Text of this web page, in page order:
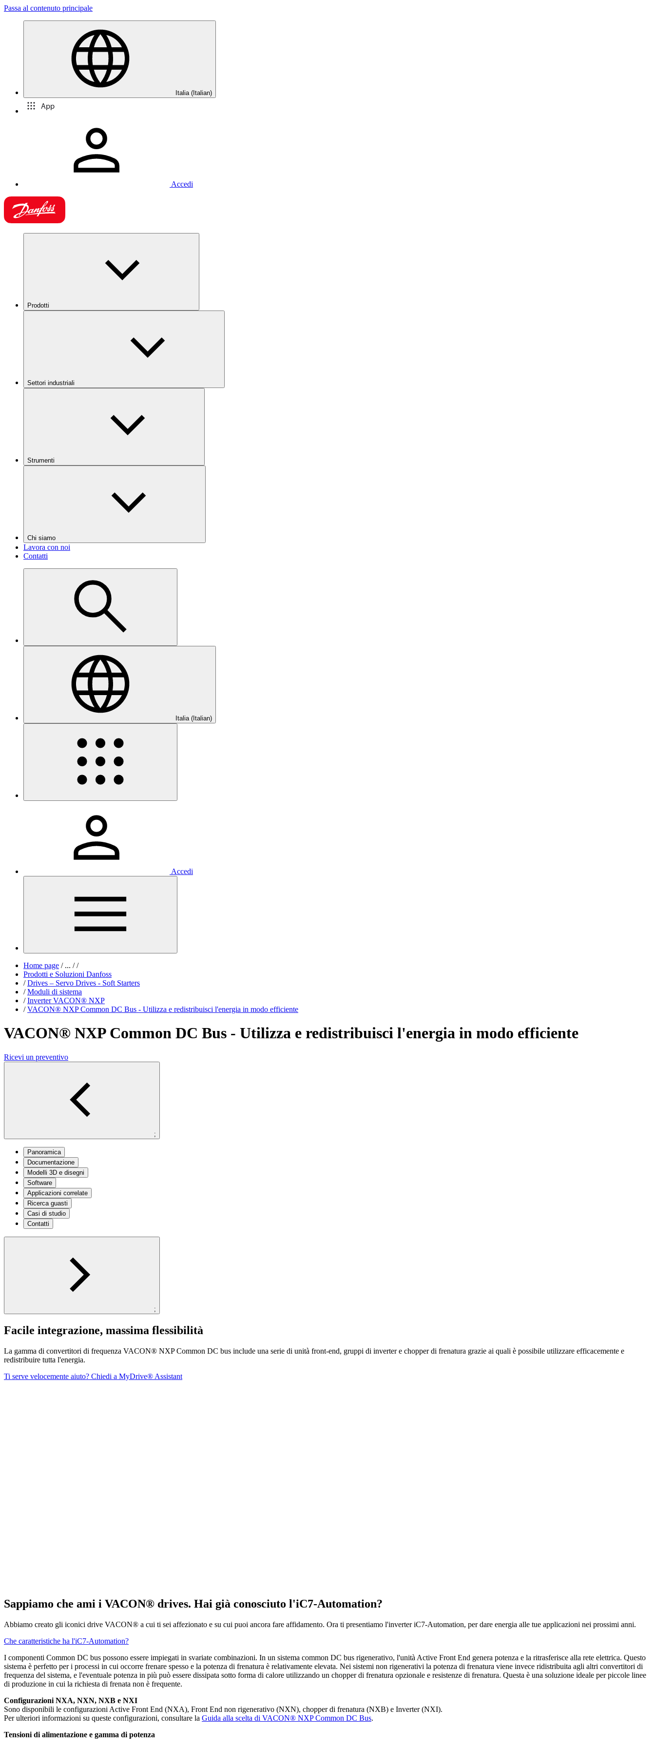
Passa al contenuto principale
Italia (Italian)
App
Accedi
Prodotti
Settori industriali
Strumenti
Chi siamo
Lavora con noi
Contatti
Italia (Italian)
Accedi
Home page /... / /
Prodotti e Soluzioni Danfoss
/ Drives – Servo Drives - Soft Starters
/ Moduli di sistema
/ Inverter VACON® NXP
/ VACON® NXP Common DC Bus - Utilizza e redistribuisci l'energia in modo efficiente
VACON® NXP Common DC Bus - Utilizza e redistribuisci l'energia in modo efficiente
Ricevi un preventivo
;
Panoramica
Documentazione
Modelli 3D e disegni
Software
Applicazioni correlate
Ricerca guasti
Casi di studio
Contatti
;
Facile integrazione, massima flessibilità
La gamma di convertitori di frequenza VACON® NXP Common DC bus include una serie di unità front-end, gruppi di inverter e chopper di frenatura grazie ai quali è possibile utilizzare efficacemente e
redistribuire tutta l'energia.
Ti serve velocemente aiuto? Chiedi a MyDrive® Assistant
Sappiamo che ami i VACON® drives. Hai già conosciuto l'iC7-Automation?
Abbiamo creato gli iconici drive VACON® a cui ti sei affezionato e su cui puoi ancora fare affidamento. Ora ti presentiamo l'inverter iC7-Automation, per dare energia alle tue applicazioni nei prossimi anni.
Che caratteristiche ha l'iC7-Automation?
I componenti Common DC bus possono essere impiegati in svariate combinazioni. In un sistema common DC bus rigenerativo, l'unità Active Front End genera potenza e la ritrasferisce alla rete elettrica. Questo
sistema è perfetto per i processi in cui occorre frenare spesso e la potenza di frenatura è relativamente elevata. Nei sistemi non rigenerativi la potenza di frenatura viene invece ridistribuita agli altri convertitori di
frequenza del sistema, e l'eventuale potenza in più può essere dissipata sotto forma di calore utilizzando un chopper di frenatura opzionale e resistenze di frenatura. Questa è una soluzione ideale per piccole linee
di produzione in cui la richiesta di frenata non è frequente.
Configurazioni NXA, NXN, NXB e NXI
Sono disponibili le configurazioni Active Front End (NXA), Front End non rigenerativo (NXN), chopper di frenatura (NXB) e Inverter (NXI).
Per ulteriori informazioni su queste configurazioni, consultare la Guida alla scelta di VACON® NXP Common DC Bus.
Tensioni di alimentazione e gamma di potenza